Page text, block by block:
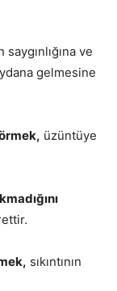
saygınlığına ve
gelmesine
üzüntüye
sıkıntının